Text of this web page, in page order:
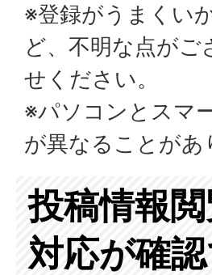
※登録がうまくい
ど、不明な点が
せください。
※パソコンとスマ
が異なることがあ
投稿情報
対応が確